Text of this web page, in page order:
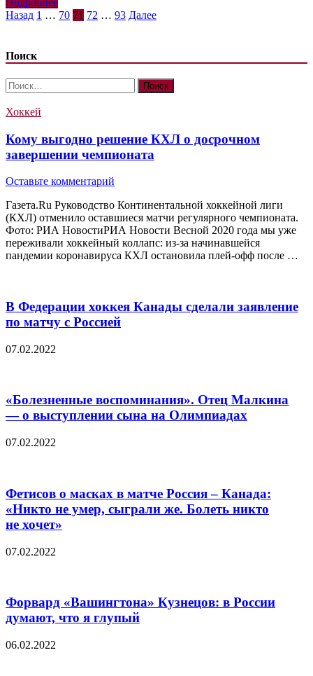
Подробнее
Пагинация
Назад 1 … 70 71 72 … 93 Далее
Поиск
Найти:
Хоккей
Кому выгодно решение КХЛ о досрочном
завершении чемпионата
Оставьте комментарий
Газета.Ru Руководство Континентальной хоккейной лиги
(КХЛ) отменило оставшиеся матчи регулярного чемпионата.
Фото: РИА НовостиРИА Новости Весной 2020 года мы уже
переживали хоккейный коллапс: из-за начинавшейся
пандемии коронавируса КХЛ остановила плей-офф после …
В Федерации хоккея Канады сделали заявление
по матчу с Россией
07.02.2022
«Болезненные воспоминания». Отец Малкина
— о выступлении сына на Олимпиадах
07.02.2022
Фетисов о масках в матче Россия – Канада:
«Никто не умер, сыграли же. Болеть никто
не хочет»
07.02.2022
Форвард «Вашингтона» Кузнецов: в России
думают, что я глупый
06.02.2022